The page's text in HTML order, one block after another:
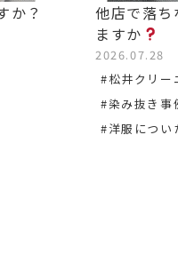
か？
他店で落ち
ますか
2026.07.28
#松井クリー
#染み抜き事
#洋服につい